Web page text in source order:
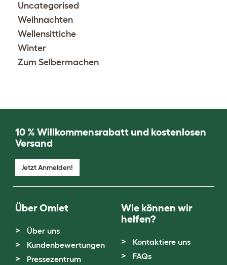
Uncategorised
Weihnachten
Wellensittiche
Winter
Zum Selbermachen
10 % Willkommensrabatt und kostenlosen
Versand
Jetzt Anmelden!
Über Omlet
Über uns
Kundenbewertungen
Pressezentrum
Wie können wir
helfen?
Kontaktiere uns
FAQs